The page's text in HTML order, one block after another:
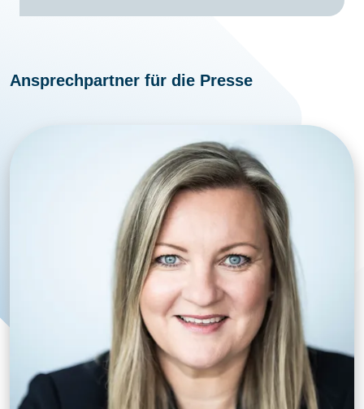
Ansprechpartner für die Presse